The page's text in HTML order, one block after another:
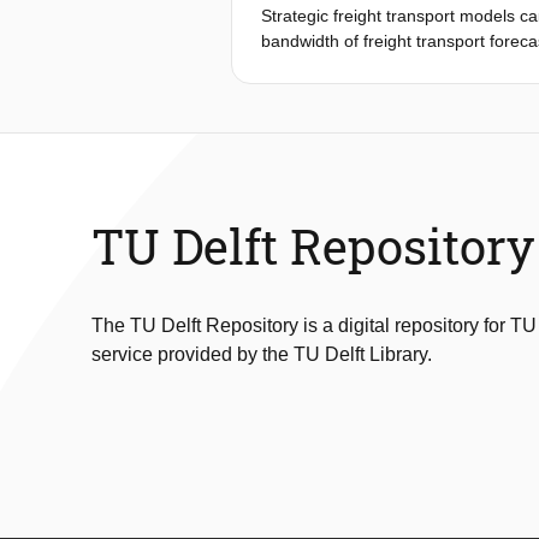
The paper concludes with some
dit paper worden omschreven en
Strategic freight transport models
bandwidth of freight transport
level of importance of each
providing insight in the robustness
TU Delft Repository
The TU Delft Repository is a digital repository for TU
service provided by the TU Delft Library.